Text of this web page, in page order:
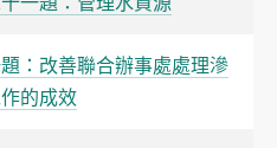
：改善聯合辦事處處理滲
的成效